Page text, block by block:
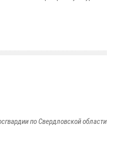
по Свердловской области